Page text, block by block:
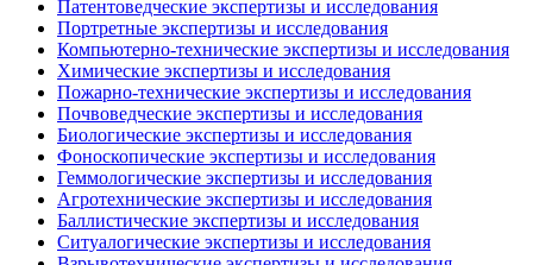
Патентоведческие экспертизы и исследования
Портретные экспертизы и исследования
Компьютерно-технические экспертизы и исследования
Химические экспертизы и исследования
Пожарно-технические экспертизы и исследования
Почвоведческие экспертизы и исследования
Биологические экспертизы и исследования
Фоноскопические экспертизы и исследования
Геммологические экспертизы и исследования
Агротехнические экспертизы и исследования
Баллистические экспертизы и исследования
Ситуалогические экспертизы и исследования